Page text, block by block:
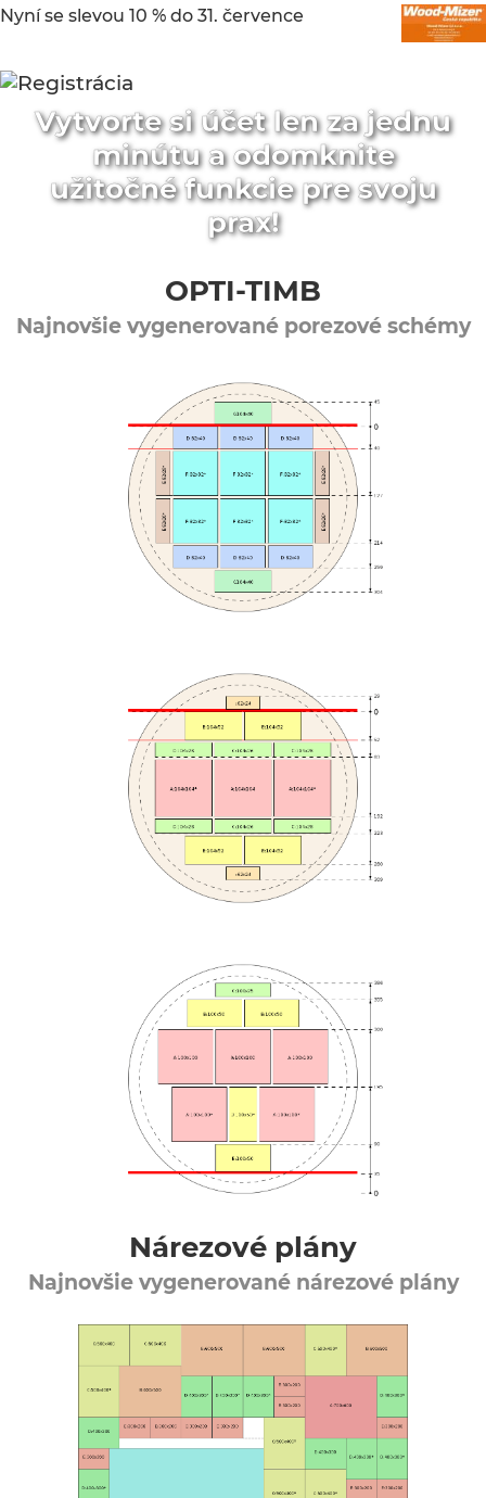
Nyní se slevou 10 % do 31. července
Vytvorte si účet len za jednu
minútu a odomknite
užitočné funkcie pre svoju
prax!
OPTI-TIMB
Najnovšie vygenerované porezové schémy
Nárezové plány
Najnovšie vygenerované nárezové plány